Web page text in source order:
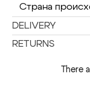
Страна
DELIVERY
RETURNS
There